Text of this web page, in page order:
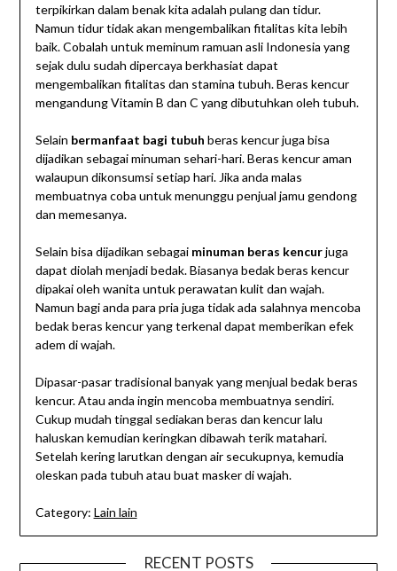
terpikirkan dalam benak kita adalah pulang dan tidur.
Namun tidur tidak akan mengembalikan fitalitas kita lebih
baik. Cobalah untuk meminum ramuan asli Indonesia yang
sejak dulu sudah dipercaya berkhasiat dapat
mengembalikan fitalitas dan stamina tubuh. Beras kencur
mengandung Vitamin B dan C yang dibutuhkan oleh tubuh.
Selain bermanfaat bagi tubuh beras kencur juga bisa
dijadikan sebagai minuman sehari-hari. Beras kencur aman
walaupun dikonsumsi setiap hari. Jika anda malas
membuatnya coba untuk menunggu penjual jamu gendong
dan memesanya.
Selain bisa dijadikan sebagai minuman beras kencurjuga
dapat diolah menjadi bedak. Biasanya bedak beras kencur
dipakai oleh wanita untuk perawatan kulit dan wajah.
Namun bagi anda para pria juga tidak ada salahnya mencoba
bedak beras kencur yang terkenal dapat memberikan efek
adem di wajah.
Dipasar-pasar tradisional banyak yang menjual bedak beras
kencur. Atau anda ingin mencoba membuatnya sendiri.
Cukup mudah tinggal sediakan beras dan kencur lalu
haluskan kemudian keringkan dibawah terik matahari.
Setelah kering larutkan dengan air secukupnya, kemudia
oleskan pada tubuh atau buat masker di wajah.
Category: Lain lain
RECENT POSTS